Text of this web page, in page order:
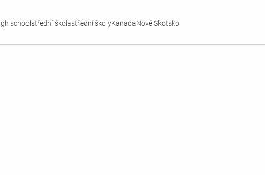
school střední školastřední školyKanadaNové Skotsko